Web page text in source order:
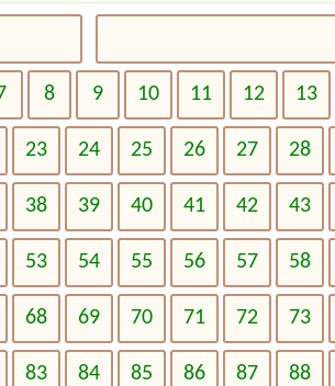
8 9 10 11 12 13
23 24 25 26 27 28
38 39 40 41 42 43
53 54 55 56 57 58
68 69 70 71 72 73
83 84 85 86 87 88